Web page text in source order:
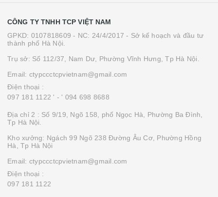
CÔNG TY TNHH TCP VIỆT NAM
GPKD: 0107818609 - NC: 24/4/2017 - Sở kế hoạch và đầu tư
thành phố Hà Nội.
Trụ sở: Số 112/37, Nam Dư, Phường Vĩnh Hưng, Tp Hà Nội.
Email: ctypccctcpvietnam@gmail.com
Điện thoại :
097 181 1122 ' - ' 094 698 8688
Địa chỉ 2 : Số 9/19, Ngõ 158, phố Ngọc Hà, Phường Ba Đình,
Tp Hà Nội.
Kho xưởng: Ngách 99 Ngõ 238 Đường Âu Cơ, Phường Hồng
Hà, Tp Hà Nội
Email: ctypccctcpvietnam@gmail.com
Điện thoại :
097 181 1122